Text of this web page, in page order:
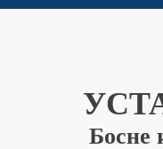
Босне